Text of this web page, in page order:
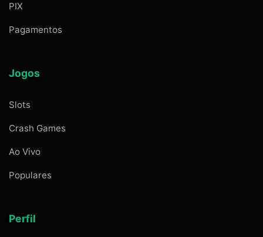
PIX
Pagamentos
Jogos
Slots
Crash Games
Ao Vivo
Populares
Perfil